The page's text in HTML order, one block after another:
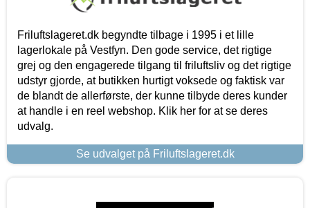
Friluftslageret.dk begyndte tilbage i 1995 i et lille
lagerlokale på Vestfyn. Den gode service, det rigtige
grej og den engagerede tilgang til friluftsliv og det rigtige
udstyr gjorde, at butikken hurtigt voksede og faktisk var
de blandt de allerførste, der kunne tilbyde deres kunder
at handle i en reel webshop. Klik her for at se deres
udvalg.
Se udvalget på Friluftslageret.dk